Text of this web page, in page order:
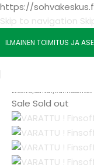
https://
Skip to navigation
ILMAINEN TOIMITUS JA
Etusivu/Sohvat/ Kulmasohvat
Sale Sold out